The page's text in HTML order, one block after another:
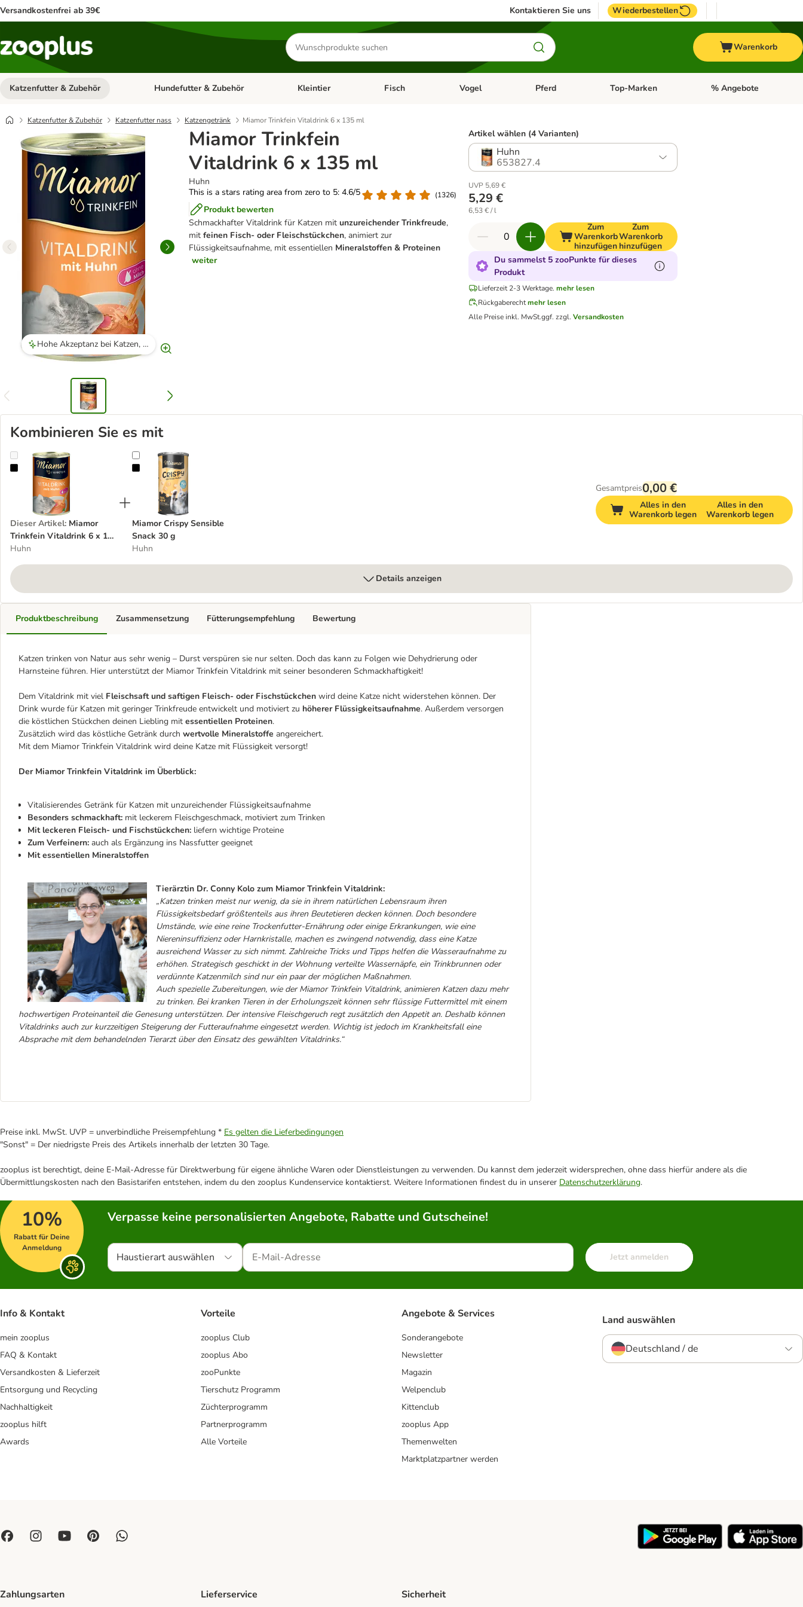
Versandkostenfrei ab 39€ Kontaktieren Sie uns Wiederbestellen
Produkte
suchen
Warenkorb
Katzenfutter & Zubehör Kategorie-Menü öffnen: Katzenfutter & Zubehör
Hundefutter & Zubehör Kategorie-Menü öffnen: Hundefutter & Zubehör
Kleintier Kategorie-Menü öffnen: Kleintier
Fisch Kategorie-Menü öffnen: Fisch
Vogel Kategorie-Menü öffnen: Vogel
Pferd Kategorie-Menü öffnen: Pferd
Top-Marken Kategorie-Menü öffnen:
% Angebote
Katzenfutter & Zubehör Katzenfutter nass Katzengetränk Miamor Trinkfein Vitaldrink 6 x 135 ml
Miamor Trinkfein
Vitaldrink 6 x 135 ml
Huhn
This is a stars rating area from zero to 5: 4.6/5
(1326)
Produkt bewerten
Schmackhafter Vitaldrink für Katzen mit unzureichender Trinkfreude,
mit feinen Fisch- oder Fleischstückchen, animiert zur
Flüssigkeitsaufnahme, mit essentiellen Mineralstoffen & Proteinen
weiter
Hohe Akzeptanz bei Katzen, besonders bei Senioren und trinkfaulen Katzen.
Artikel wählen (4 Varianten)
Huhn
653827.4
UVP 5,69 €
5,29 €
6,53 € / l
Zum
Warenkorb
hinzufügen
Zum
Warenkorb
hinzufügen
Du sammelst 5 zooPunkte für dieses
Produkt
Lieferzeit 2-3 Werktage. mehr lesen
Rückgaberecht mehr lesen
Alle Preise inkl. MwSt.ggf. zzgl. Versandkosten
Kombinieren Sie es mit
Miamor Trinkfein Vitaldrink 6 x 135 ml
Dieser Artikel: Miamor
Trinkfein Vitaldrink 6 x 135
ml
Huhn
Miamor Crispy Sensible Snack 30 g
Miamor Crispy Sensible
Snack 30 g
Huhn
Gesamtpreis0,00 €
Alles in den
Warenkorb legen
Alles in den
Warenkorb legen
Details anzeigen
Produktbeschreibung
Katzen trinken von Natur aus sehr wenig – Durst verspüren sie nur selten. Doch das kann zu Folgen wie Dehydrierung oder
Harnsteine führen. Hier unterstützt der Miamor Trinkfein Vitaldrink mit seiner besonderen Schmackhaftigkeit!
Dem Vitaldrink mit viel Fleischsaft und saftigen Fleisch- oder Fischstückchen wird deine Katze nicht widerstehen können. Der
Drink wurde für Katzen mit geringer Trinkfreude entwickelt und motiviert zu höherer Flüssigkeitsaufnahme. Außerdem versorgen
die köstlichen Stückchen deinen Liebling mit essentiellen Proteinen.
Zusätzlich wird das köstliche Getränk durch wertvolle Mineralstoffe angereichert.
Mit dem Miamor Trinkfein Vitaldrink wird deine Katze mit Flüssigkeit versorgt!
Der Miamor Trinkfein Vitaldrink im Überblick:
Vitalisierendes Getränk für Katzen mit unzureichender Flüssigkeitsaufnahme
Besonders schmackhaft: mit leckerem Fleischgeschmack, motiviert zum Trinken
Mit leckeren Fleisch- und Fischstückchen: liefern wichtige Proteine
Zum Verfeinern: auch als Ergänzung ins Nassfutter geeignet
Mit essentiellen Mineralstoffen
Tierärztin Dr. Conny Kolo zum Miamor Trinkfein Vitaldrink:
„Katzen trinken meist nur wenig, da sie in ihrem natürlichen Lebensraum ihren
Flüssigkeitsbedarf größtenteils aus ihren Beutetieren decken können. Doch besondere
Umstände, wie eine reine Trockenfutter-Ernährung oder einige Erkrankungen, wie eine
Niereninsuffizienz oder Harnkristalle, machen es zwingend notwendig, dass eine Katze
ausreichend Wasser zu sich nimmt. Zahlreiche Tricks und Tipps helfen die Wasseraufnahme zu
erhöhen. Strategisch geschickt in der Wohnung verteilte Wassernäpfe, ein Trinkbrunnen oder
verdünnte Katzenmilch sind nur ein paar der möglichen Maßnahmen.
Auch spezielle Zubereitungen, wie der Miamor Trinkfein Vitaldrink, animieren Katzen dazu mehr
zu trinken. Bei kranken Tieren in der Erholungszeit können sehr flüssige Futtermittel mit einem
hochwertigen Proteinanteil die Genesung unterstützen. Der intensive Fleischgeruch regt zusätzlich den Appetit an. Deshalb können
Vitaldrinks auch zur kurzzeitigen Steigerung der Futteraufnahme eingesetzt werden. Wichtig ist jedoch im Krankheitsfall eine
Absprache mit dem behandelnden Tierarzt über den Einsatz des gewählten Vitaldrinks.“
Zusammensetzung Fütterungsempfehlung Bewertung
Preise inkl. MwSt. UVP = unverbindliche Preisempfehlung * Es gelten die Lieferbedingungen
"Sonst" = Der niedrigste Preis des Artikels innerhalb der letzten 30 Tage.
zooplus ist berechtigt, deine E-Mail-Adresse für Direktwerbung für eigene ähnliche Waren oder Dienstleistungen zu verwenden. Du kannst dem jederzeit widersprechen, ohne dass hierfür andere als die
Übermittlungskosten nach den Basistarifen entstehen, indem du den zooplus Kundenservice kontaktierst. Weitere Informationen findest du in unserer Datenschutzerklärung.
10%
Rabatt für Deine
Anmeldung
Verpasse keine personalisierten Angebote, Rabatte und Gutscheine!
Haustierart auswählen Jetzt anmelden
Info & Kontakt
mein zooplus
FAQ & Kontakt
Versandkosten & Lieferzeit
Entsorgung und Recycling
Nachhaltigkeit
zooplus hilft
Awards
Vorteile
zooplus Club
zooplus Abo
zooPunkte
Tierschutz Programm
Züchterprogramm
Partnerprogramm
Alle Vorteile
Angebote & Services
Sonderangebote
Newsletter
Magazin
Welpenclub
Kittenclub
zooplus App
Themenwelten
Marktplatzpartner werden
Land auswählen
Deutschland / de
Zahlungsarten Lieferservice Sicherheit